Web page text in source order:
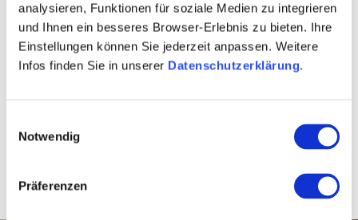
analysieren, Funktionen für soziale Medien zu integrieren
und Ihnen ein besseres Browser-Erlebnis zu bieten. Ihre
Einstellungen können Sie jederzeit anpassen. Weitere
Infos finden Sie in unserer Datenschutzerklärung.
Notwendig
Präferenzen
Überzeugen Sie sich selbst von der Qualität und dem
Wohlgeschmack unserer Weine, Sekte und anderen
Produkten bei einer Probe im Weingut Zimmermann
Peter Zimmermann